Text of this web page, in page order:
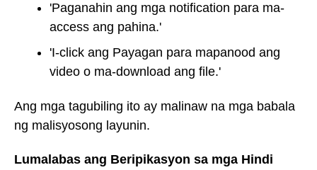
'Paganahin ang mga notification para ma-
access ang pahina.'
'I-click ang Payagan para mapanood ang
video o ma-download ang file.'
Ang mga tagubiling ito ay malinaw na mga babala
ng malisyosong layunin.
Lumalabas ang Beripikasyon sa mga Hindi